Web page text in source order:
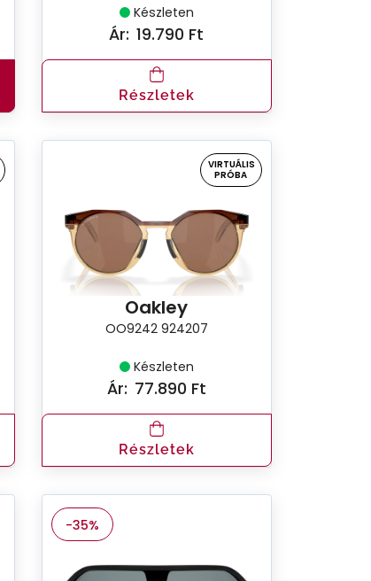
Készleten
Ár: 19.790 Ft
Részletek
VIRTUÁLIS
PRÓBA
Oakley
OO9242 924207
Készleten
Ár: 77.890 Ft
Részletek
-35%